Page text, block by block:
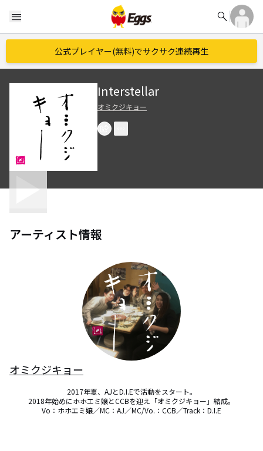
menu search
公式プレイヤー(無料)でサクサク連続再生
Interstellar
オミクジキョー
アーティスト情報
オミクジキョー
2017年夏、AJとD.I.Eで活動をスタート。
2018年始めにホホエミ嬢とCCBを迎え「オミクジキョー」結成。
Vo：ホホエミ嬢／MC：AJ／MC/Vo.：CCB／Track：D.I.E